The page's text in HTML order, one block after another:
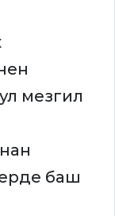
мезгил
баш